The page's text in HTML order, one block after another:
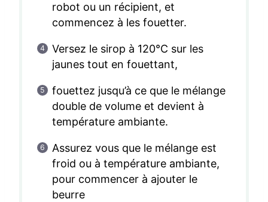
robot ou un récipient, et
commencez à les fouetter.
Versez le sirop à 120°C sur les
jaunes tout en fouettant,
fouettez jusqu’à ce que le mélange
double de volume et devient à
température ambiante.
Assurez vous que le mélange est
froid ou à température ambiante,
pour commencer à ajouter le
beurre